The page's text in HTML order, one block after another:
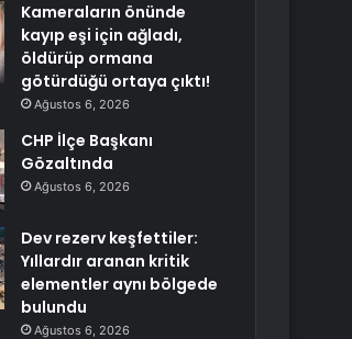
Kameraların önünde
kayıp eşi için ağladı,
öldürüp ormana
götürdüğü ortaya çıktı!
Ağustos 6, 2026
CHP İlçe Başkanı
Gözaltında
Ağustos 6, 2026
Dev rezerv keşfettiler:
Yıllardır aranan kritik
elementler aynı bölgede
bulundu
Ağustos 6, 2026